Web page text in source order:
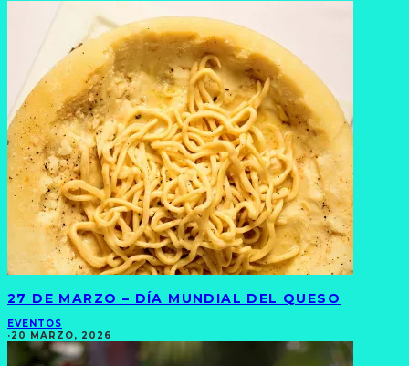
27 DE MARZO – DÍA MUNDIAL DEL QUESO
EVENTOS
·20 MARZO, 2026